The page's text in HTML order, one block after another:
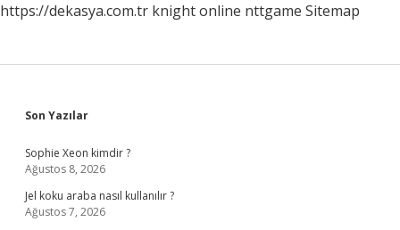
https://dekasya.com.tr knight online nttgame Sitemap
Sidebar
Son Yazılar
Sophie Xeon kimdir ?
Ağustos 8, 2026
Jel koku araba nasıl kullanılır ?
Ağustos 7, 2026